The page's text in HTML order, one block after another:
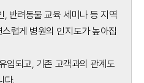
반려동물 교육 세미나 등 지역
럽게 병원의 인지도가 높아집
입되고, 기존 고객과의 관계도
다.